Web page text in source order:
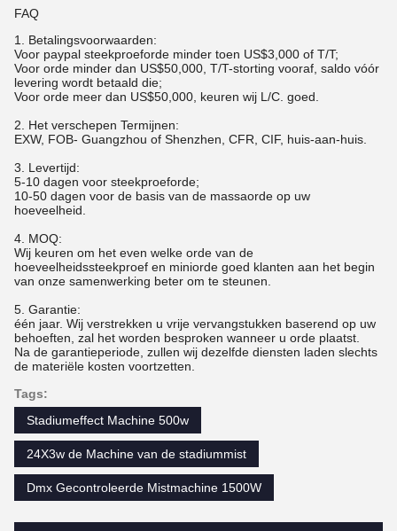
FAQ
1. Betalingsvoorwaarden:
Voor paypal steekproeforde minder toen US$3,000 of T/T;
Voor orde minder dan US$50,000, T/T-storting vooraf, saldo vóór
levering wordt betaald die;
Voor orde meer dan US$50,000, keuren wij L/C. goed.
2. Het verschepen Termijnen:
EXW, FOB- Guangzhou of Shenzhen, CFR, CIF, huis-aan-huis.
3. Levertijd:
5-10 dagen voor steekproeforde;
10-50 dagen voor de basis van de massaorde op uw
hoeveelheid.
4. MOQ:
Wij keuren om het even welke orde van de
hoeveelheidssteekproef en miniorde goed klanten aan het begin
van onze samenwerking beter om te steunen.
5. Garantie:
één jaar. Wij verstrekken u vrije vervangstukken baserend op uw
behoeften, zal het worden besproken wanneer u orde plaatst.
Na de garantieperiode, zullen wij dezelfde diensten laden slechts
de materiële kosten voortzetten.
Tags:
Stadiumeffect Machine 500w
24X3w de Machine van de stadiummist
Dmx Gecontroleerde Mistmachine 1500W